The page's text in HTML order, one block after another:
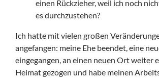
einen Rückzieher, weil ich noch
es durchzustehen?
Ich hatte mit vielen großen
angefangen: meine Ehe beendet, eine
eingegangen, an einen neuen Ort weiter
Heimat gezogen und habe meinen